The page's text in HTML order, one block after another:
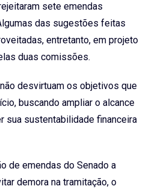
sete emendas
das sugestões feitas
entretanto, em projeto
duas comissões.
desvirtuam os objetivos que
buscando ampliar o alcance
sua sustentabilidade financeira
de emendas do Senado a
demora na tramitação, o